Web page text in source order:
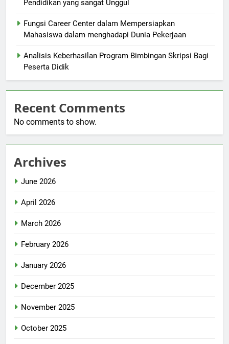
Pendidikan yang sangat Unggul
Fungsi Career Center dalam Mempersiapkan
Mahasiswa dalam menghadapi Dunia Pekerjaan
Analisis Keberhasilan Program Bimbingan Skripsi Bagi
Peserta Didik
Recent Comments
No comments to show.
Archives
June 2026
April 2026
March 2026
February 2026
January 2026
December 2025
November 2025
October 2025